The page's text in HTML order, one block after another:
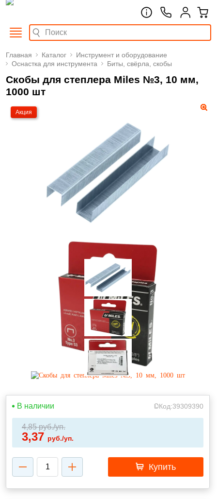
Главная Каталог
Инструмент и оборудование
Оснастка для инструмента
Биты, свёрла, скобы
Скобы для степлера Miles №3, 10 мм,
1000 шт
Акция
В наличии Код:39309390
4,85руб./уп.
3,37 руб./уп.
Купить